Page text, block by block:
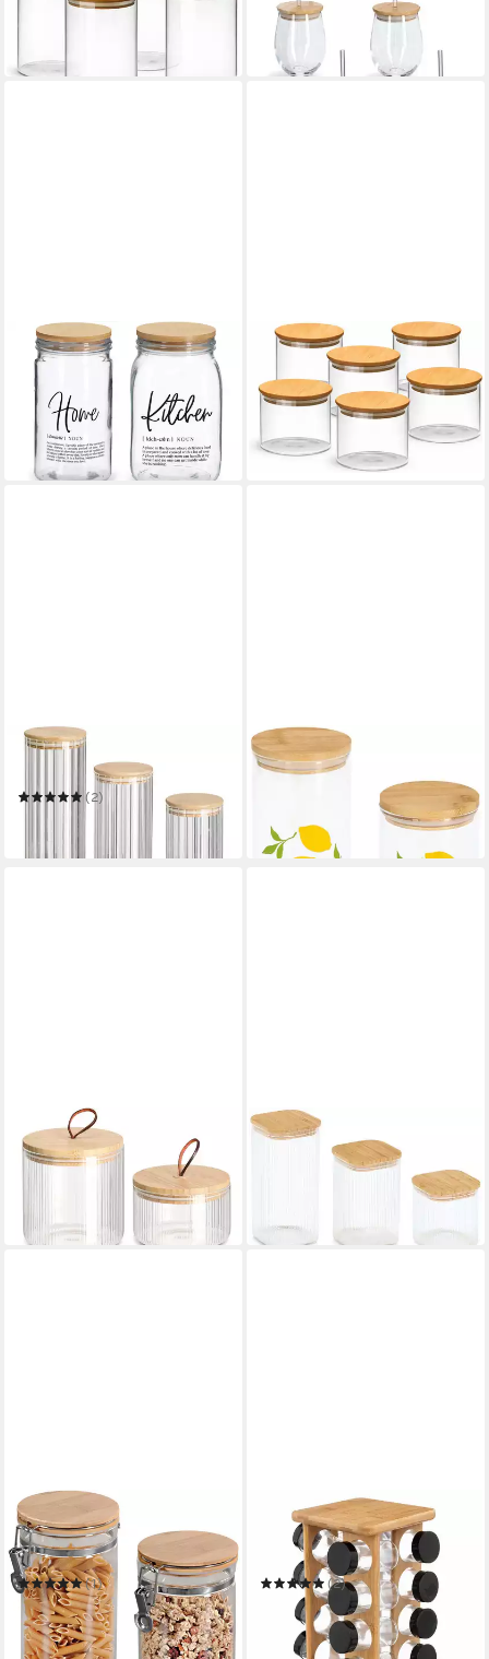
in 2-3 Werktagen bei dir
21,49 €
in 3-4 Werktagen bei dir
ZELLER PRESENT
Vorratsglas HOME &
KITCHEN
14,99 €
in 3-4 Werktagen bei dir
VAN WELL
Vorratsglas Vorratsdose Ella,
6 Stück
ab 32,49 € UVP38,94 €
-17%
in 6-8 Werktagen bei dir
ZELLER PRESENT
Vorratsglas
(2)
in 3-4 Werktagen bei dir
ZELLER PRESENT
Vorratsglas "Lemon" m.
in 3-4 Werktagen bei dir
ZELLER PRESENT
Vorratsglas
19,45 €
in 3-4 Werktagen bei dir
ZELLER PRESENT
Vorratsglas mit
Bambusdeckel, 3-tlg
KESPER®
Vorratsglas
Aufbewahrungsglas mit
Deckel
(1)
20,62 € UVP29,99 €
-31%
in 3-4 Werktagen bei dir
5FIVE SIMPLY SMART
Gewürzregal Bambus-
Gewürzkarussell
(2)
31,99 €
in 3-4 Werktagen bei dir